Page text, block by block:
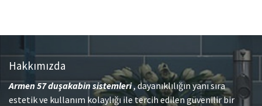
Hakkımızda
Armen 57duşakabin sistemleri, dayanıklılığın yanı sıra
estetik ve kullanım kolaylığı ile tercih edilen güvenilir bir